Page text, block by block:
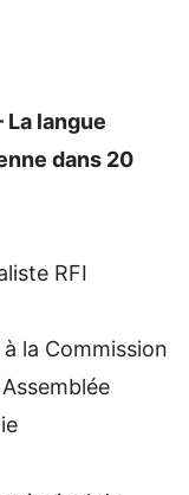
La langue
dans 20
RFI
la Commission